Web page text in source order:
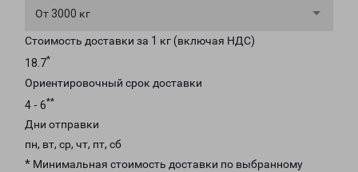
От 3000 кг
Стоимость доставки за 1 кг (включая НДС)
18.7*
Ориентировочный срок доставки
4 - 6**
Дни отправки
пн, вт, ср, чт, пт, сб
* Минимальная стоимость доставки по выбранному